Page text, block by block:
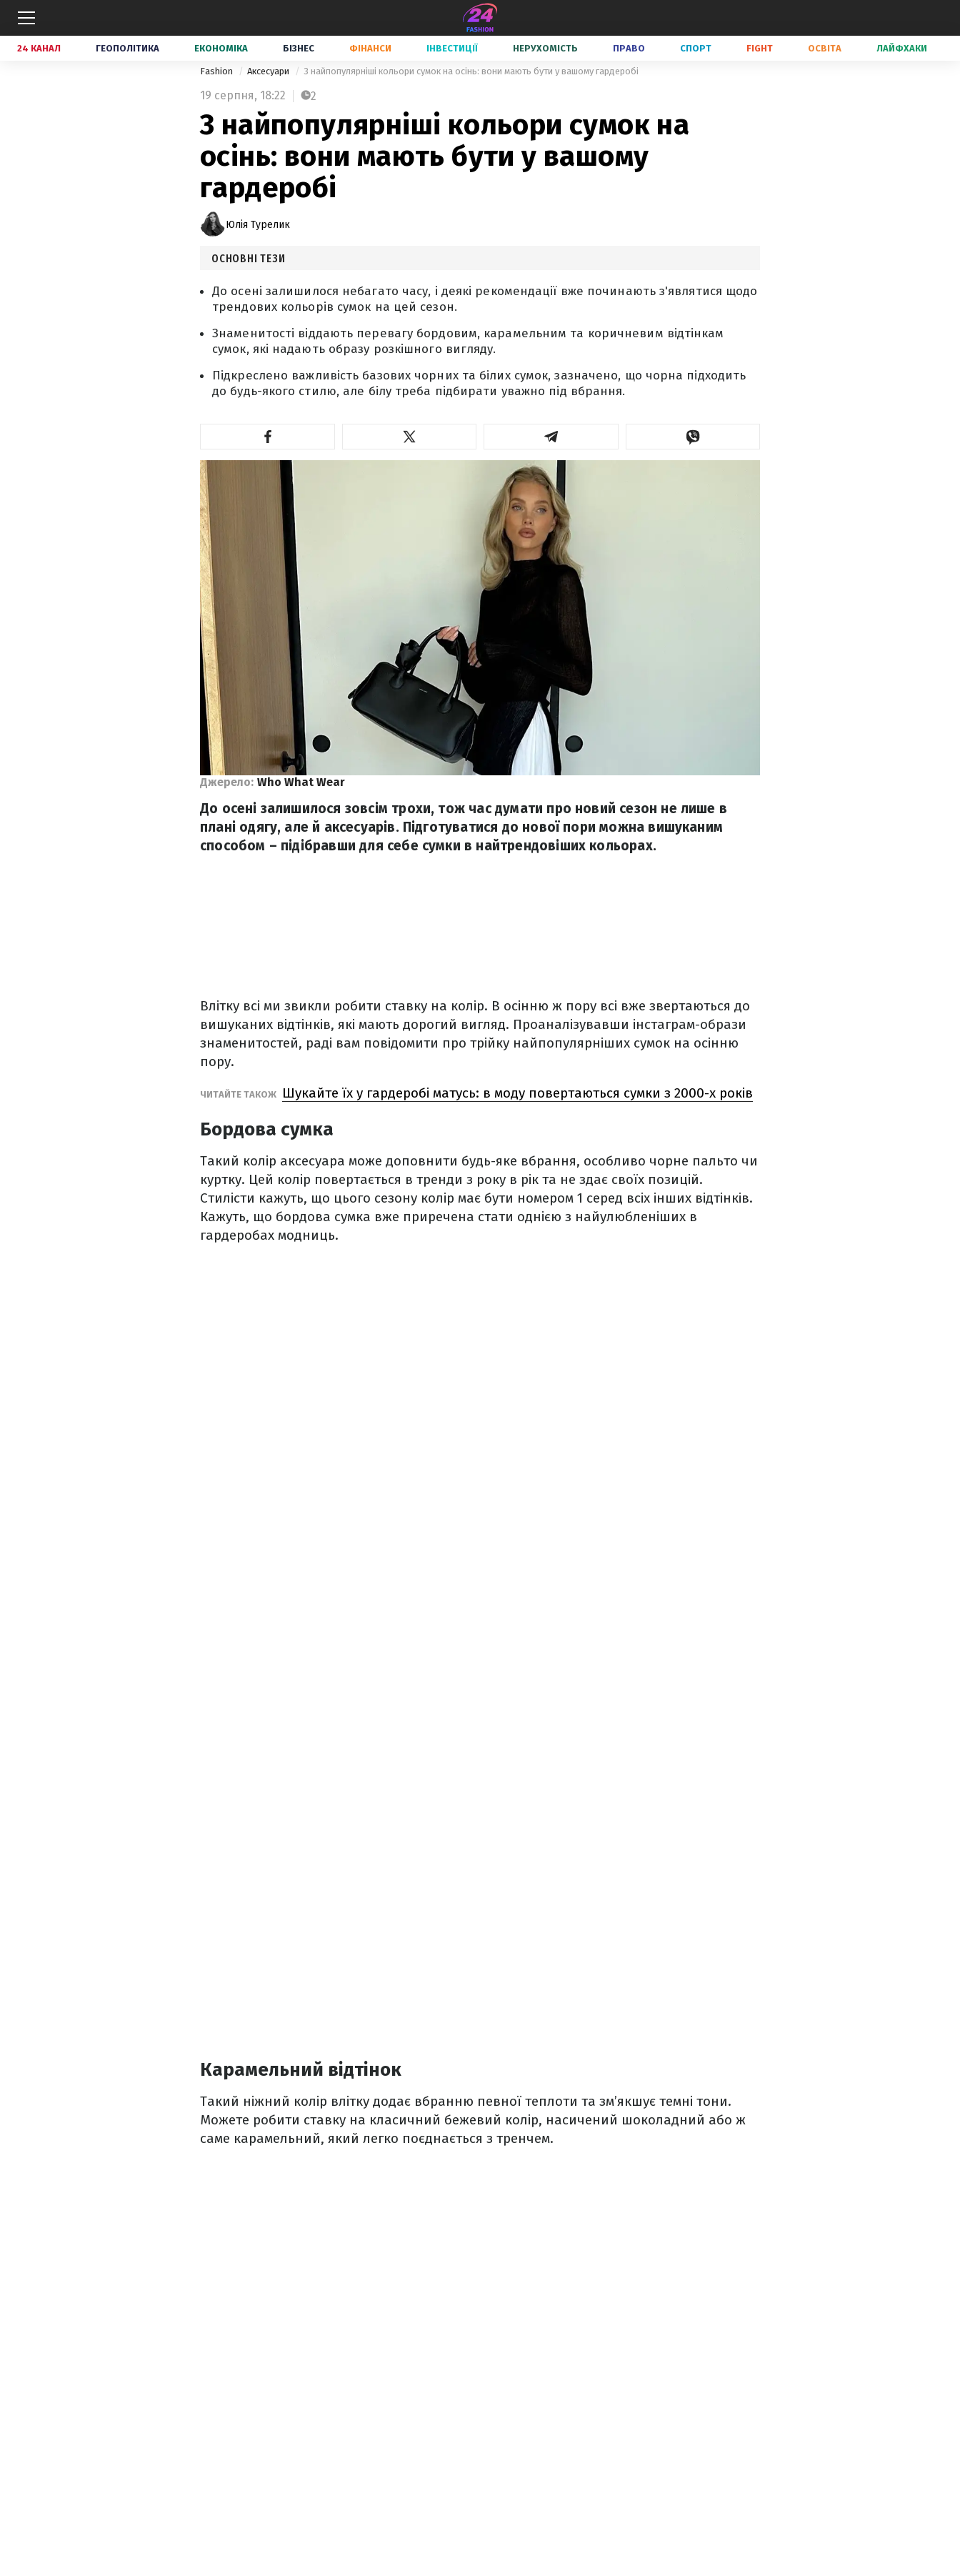
24 КАНАЛ ГЕОПОЛІТИКА ЕКОНОМІКА БІЗНЕС ФІНАНСИ ІНВЕСТИЦІЇ НЕРУХОМІСТЬ ПРАВО СПОРТ FIGHT ОСВІТА ЛАЙФХАКИ
Fashion Аксесуари 3 найпопулярніші кольори сумок на осінь: вони мають бути у вашому гардеробі
19 серпня, 18:22 2
3 найпопулярніші кольори сумок на
осінь: вони мають бути у вашому
гардеробі
Юлія Турелик
ОСНОВНІ ТЕЗИ
До осені залишилося небагато часу, і деякі рекомендації вже починають з'являтися щодо
трендових кольорів сумок на цей сезон.
Знаменитості віддають перевагу бордовим, карамельним та коричневим відтінкам
сумок, які надають образу розкішного вигляду.
Підкреслено важливість базових чорних та білих сумок, зазначено, що чорна підходить
до будь-якого стилю, але білу треба підбирати уважно під вбрання.
Джерело: Who What Wear
До осені залишилося зовсім трохи, тож час думати про новий сезон не лише в
плані одягу, але й аксесуарів. Підготуватися до нової пори можна вишуканим
способом – підібравши для себе сумки в найтрендовіших кольорах.
Влітку всі ми звикли робити ставку на колір. В осінню ж пору всі вже звертаються до
вишуканих відтінків, які мають дорогий вигляд. Проаналізувавши інстаграм-образи
знаменитостей, раді вам повідомити про трійку найпопулярніших сумок на осінню
пору.
ЧИТАЙТЕ ТАКОЖ Шукайте їх у гардеробі матусь: в моду повертаються сумки з 2000-х років
Бордова сумка
Такий колір аксесуара може доповнити будь-яке вбрання, особливо чорне пальто чи
куртку. Цей колір повертається в тренди з року в рік та не здає своїх позицій.
Стилісти кажуть, що цього сезону колір має бути номером 1 серед всіх інших відтінків.
Кажуть, що бордова сумка вже приречена стати однією з найулюбленіших в
гардеробах модниць.
Карамельний відтінок
Такий ніжний колір влітку додає вбранню певної теплоти та зм’якшує темні тони.
Можете робити ставку на класичний бежевий колір, насичений шоколадний або ж
саме карамельний, який легко поєднається з тренчем.